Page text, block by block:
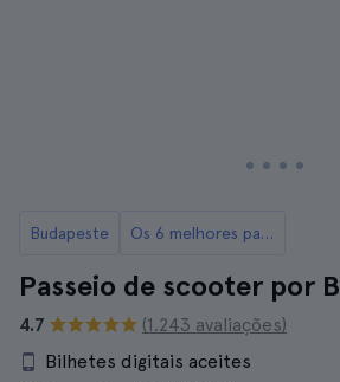
Budapeste Os 6 melhores passeios de bicicleta em Budapeste
Passeio de scooter por
4.7
(1.243 avaliações)
Bilhetes digitais aceites